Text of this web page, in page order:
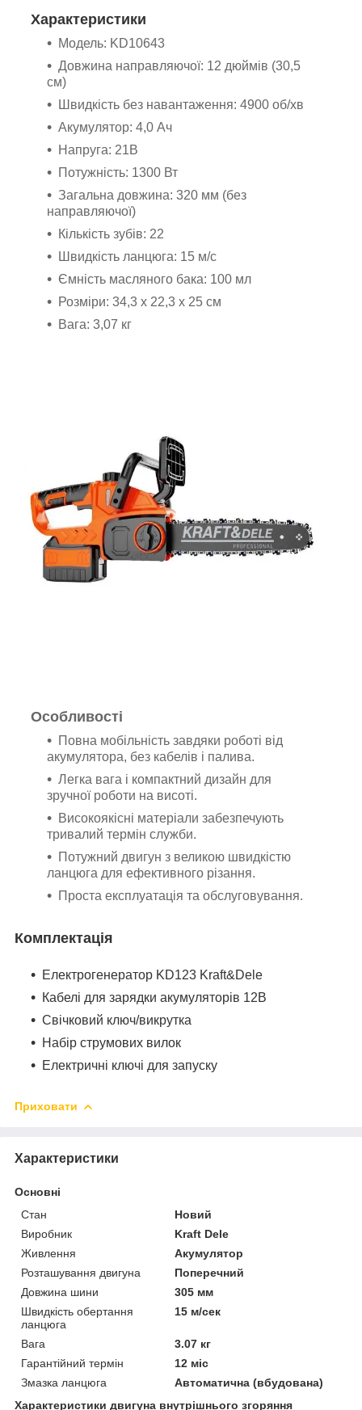
Характеристики
Модель: KD10643
Довжина направляючої: 12 дюймів (30,5
см)
Швидкість без навантаження: 4900 об/хв
Акумулятор: 4,0 Ач
Напруга: 21В
Потужність: 1300 Вт
Загальна довжина: 320 мм (без
направляючої)
Кількість зубів: 22
Швидкість ланцюга: 15 м/с
Ємність масляного бака: 100 мл
Розміри: 34,3 х 22,3 х 25 см
Вага: 3,07 кг
Особливості
Повна мобільність завдяки роботі від
акумулятора, без кабелів і палива.
Легка вага і компактний дизайн для
зручної роботи на висоті.
Високоякісні матеріали забезпечують
тривалий термін служби.
Потужний двигун з великою швидкістю
ланцюга для ефективного різання.
Проста експлуатація та обслуговування.
Комплектація
Електрогенератор KD123 Kraft&Dele
Кабелі для зарядки акумуляторів 12В
Свічковий ключ/викрутка
Набір струмових вилок
Електричні ключі для запуску
Приховати
Характеристики
Основні
Стан
Новий
Виробник
Kraft Dele
Живлення
Акумулятор
Розташування двигуна
Поперечний
Довжина шини
305 мм
Швидкість обертання
ланцюга
15 м/сек
Вага
3.07 кг
Гарантійний термін
12 міс
Змазка ланцюга
Автоматична (вбудована)
Характеристики двигуна внутрішнього згоряння